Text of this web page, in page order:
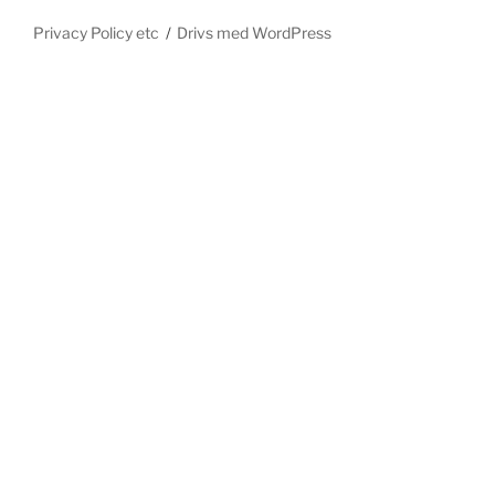
Privacy Policy etc Drivs med WordPress